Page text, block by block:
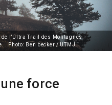
l’Ultra Trail des Montagnes
Photo: Ben becker / UTMJ
force